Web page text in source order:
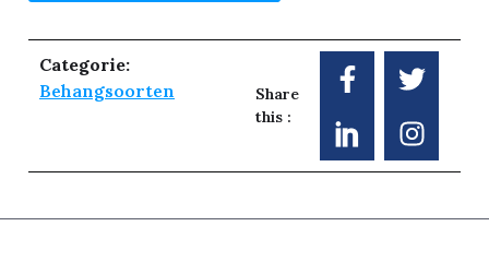
Categorie:
Behangsoorten
Share
this :